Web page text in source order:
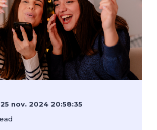
25 nov. 2024 20:58:35